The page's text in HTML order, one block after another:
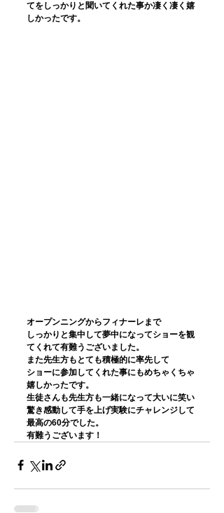
てをしっかりと聞いてくれた事か凄く凄く嬉
しかったです。
オープンニングからフィナーレまで
しっかりと集中して夢中になってショーを観
てくれて有難うございました。
また先生方もとても積極的に率先して
ショーに参加してくれた事にもめちゃくちゃ
嬉しかったです。
生徒さんも先生方も一緒になって大いに笑い
驚き感動して手を上げ実験にチャレンジして
最高の60分でした。
有難うございます！